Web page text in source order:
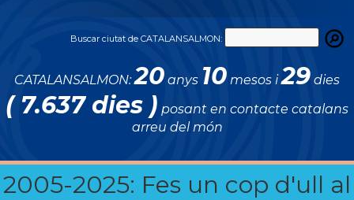
Buscar ciutat de CATALANSALMON:
CATALANSALMON:20 anys 10 mesos i29 dies
( 7.637 dies ) posant en contacte catalans
arreu del món
2005-2025: Fes un cop d'ull al